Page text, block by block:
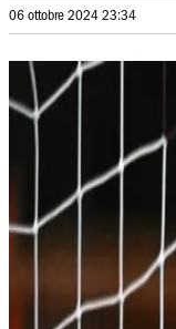
06 ottobre 2024 23:34